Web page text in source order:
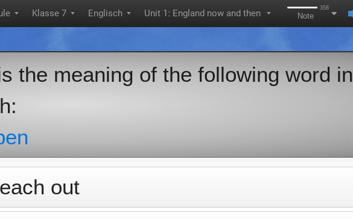
▼ Klasse 7 ▼ Englisch ▼ Unit 1: England now and then ▼
358
Note
the meaning of the following word in
out